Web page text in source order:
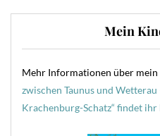
Mein
Mehr Informationen über
zwischen Taunus und
Krachenburg-Schatz“ findet